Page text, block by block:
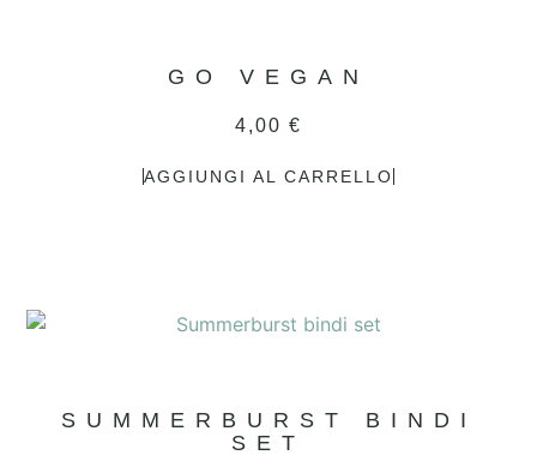
GO VEGAN
4,00 €
AGGIUNGI AL CARRELLO
SUMMERBURST BINDI
SET